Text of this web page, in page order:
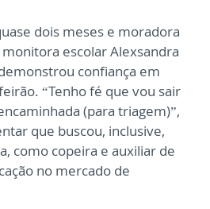
dois meses e moradora
escolar Alexsandra
confiança em
“Tenho fé que vou sair
(para triagem)”,
que buscou, inclusive,
como copeira e auxiliar de
no mercado de